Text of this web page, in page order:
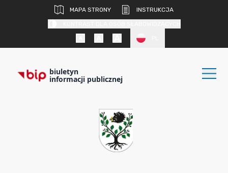
MAPA STRONY
INSTRUKCJA
biuletyn
informacji publicznej